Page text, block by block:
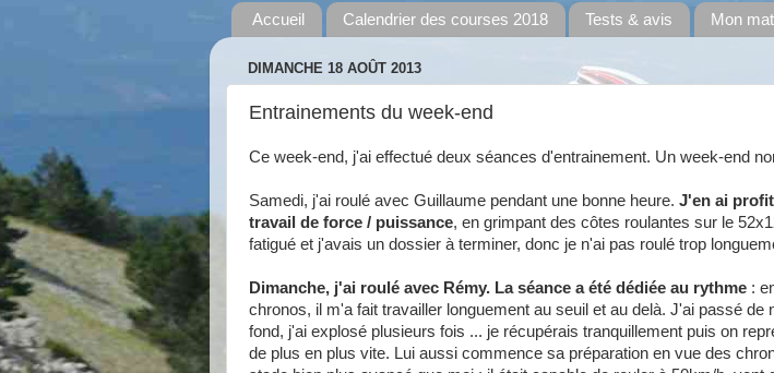
Accueil Calendrier des courses 2018 Tests & avis Mon
DIMANCHE 18 AOÛT 2013
Entrainements du week-end
Ce week-end, j'ai effectué deux séances d'entrainement. Un week-end
Samedi, j'ai roulé avec Guillaume pendant une bonne heure. J'en ai
travail de force / puissance, en grimpant des côtes roulantes sur le
fatigué et j'avais un dossier à terminer, donc je n'ai pas roulé trop
Dimanche, j'ai roulé avec Rémy. La séance a été dédiée au rythme :
chronos, il m'a fait travailler longuement au seuil et au delà. J'ai passé de
fond, j'ai explosé plusieurs fois ... je récupérais tranquillement puis on
de plus en plus vite. Lui aussi commence sa préparation en vue des